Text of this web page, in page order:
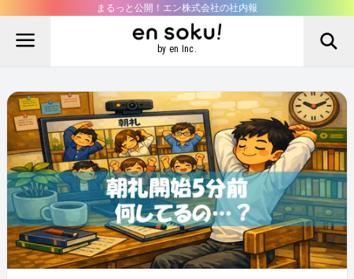
まるっと公開！エン株式会社の社内報
by en Inc.